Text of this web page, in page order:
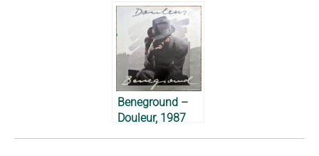
Nyambe – Toto
Guillaume, 1983
Beneground –
Douleur, 1987